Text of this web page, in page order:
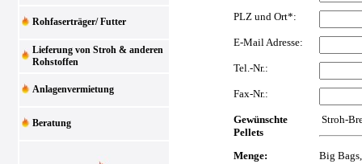
Rohfaserträger/ Futter
Lieferung von Stroh & anderen
Rohstoffen
Anlagenvermietung
Beratung
PLZ und Ort*:
E-Mail Adresse:
Tel.-Nr.:
Fax-Nr.:
Gewünschte
Pellets
Stroh-
Menge:
Big